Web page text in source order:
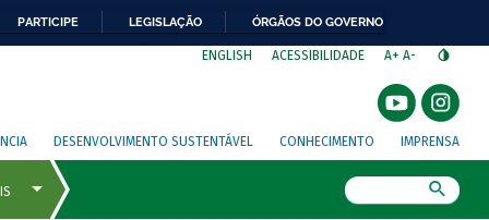
PARTICIPE LEGISLAÇÃO ÓRGÃOS DO GOVERNO
ENGLISH ACESSIBILIDADE A+ A-
DESENVOLVIMENTO SUSTENTÁVEL CONHECIMENTO IMPRENSA